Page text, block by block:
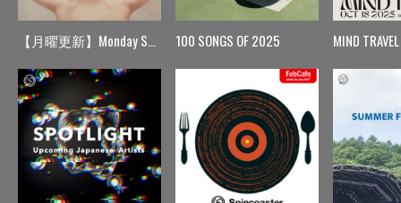
【月曜更新】Monday Spin 100 SONGS OF 2025 MIND TRAVEL